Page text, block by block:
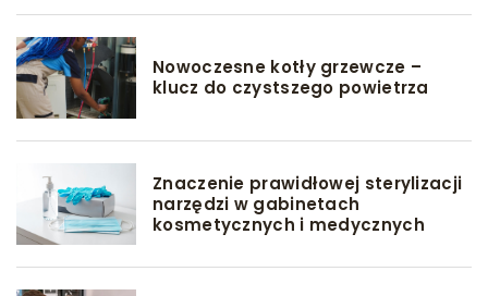
Nowoczesne kotły grzewcze –
klucz do czystszego powietrza
Znaczenie prawidłowej sterylizacji
narzędzi w gabinetach
kosmetycznych i medycznych